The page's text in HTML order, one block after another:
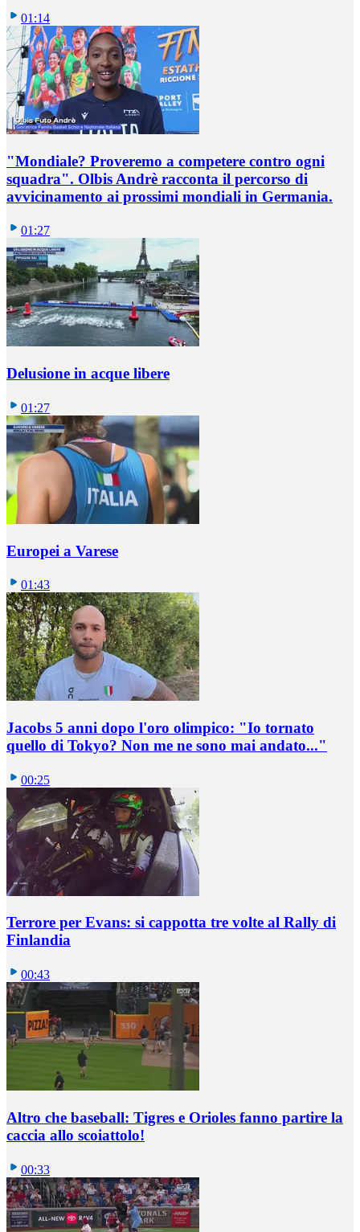
01:14
"Mondiale? Proveremo a competere contro ogni
squadra". Olbis Andrè racconta il percorso di
avvicinamento ai prossimi mondiali in Germania.
01:27
Delusione in acque libere
01:27
Europei a Varese
01:43
Jacobs 5 anni dopo l'oro olimpico: "Io tornato
quello di Tokyo? Non me ne sono mai andato..."
00:25
Terrore per Evans: si cappotta tre volte al Rally di
Finlandia
00:43
Altro che baseball: Tigres e Orioles fanno partire la
caccia allo scoiattolo!
00:33